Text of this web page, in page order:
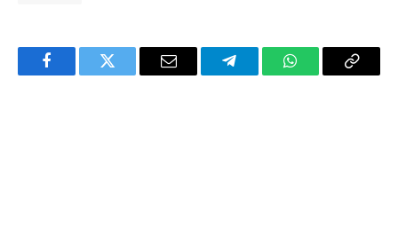
FacebookTwitter Email TelegramWhatsAppCopy